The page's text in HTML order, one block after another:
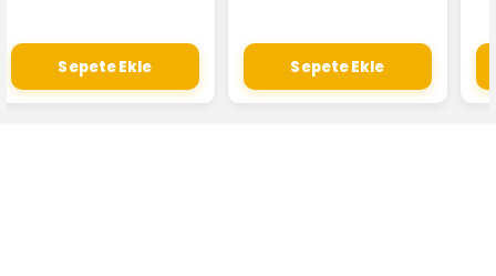
Sepete Ekle Sepete Ekle